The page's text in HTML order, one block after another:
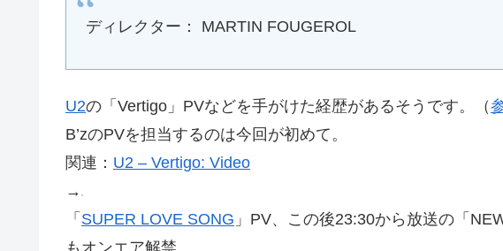
ディレクター： MARTIN FOUGEROL
U2の「Vertigo」PVなどを手がけた経歴があるそうです。（
B’zのPVを担当するのは今回が初めて。
関連： U2 – Vertigo: Video
→
「 SUPER LOVE SONG 」PV、この後23:30から放送の「
もオンエア解禁。